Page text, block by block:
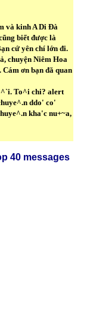
và kinh A Di Đà
biết được là
cứ yên chí lớn đi.
chuyện Niêm Hoa
ơn bạn đă quan
To^i chi? alert
ddo' co'
kha'c nu+~a,
40 messages